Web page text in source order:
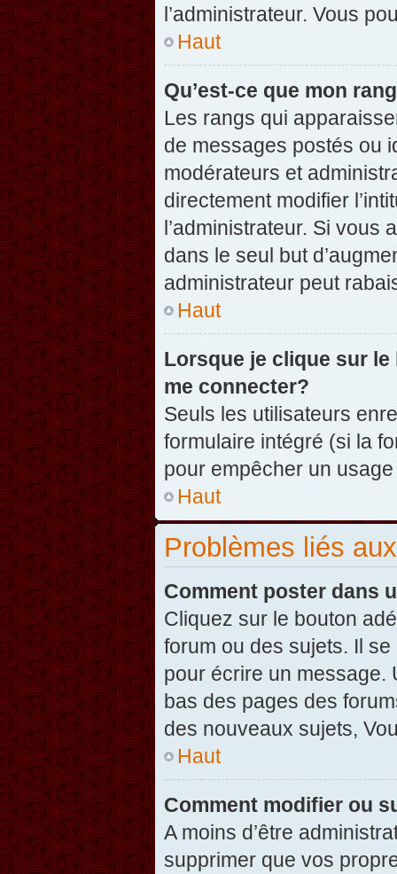
l’administrateur. Vous
Haut
Qu’est-ce que mon
Les rangs qui
de messages postés ou
modérateurs et
directement modifier
l’administrateur. Si vous
dans le seul but
administrateur peut
Haut
Lorsque je clique sur
me connecter?
Seuls les utilisateurs
formulaire intégré (si la
pour empêcher un
Haut
Problèmes liés
Comment poster dans
Cliquez sur le bouton
forum ou des sujets. Il
pour écrire un message.
bas des pages des
des nouveaux sujets,
Haut
Comment modifier ou
A moins d’être
supprimer que vos